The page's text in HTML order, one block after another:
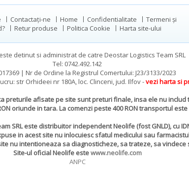
Contactați-ne Home Confidentialitate
Termeni și
Retur produse Politica Cookie Harta site-ului
detinut si administrat de catre Deostar Logistics Team SRL
Tel: 0742.492.142
| Nr de Ordine la Registrul Comertului: J23/3133/2023
str Orhideei nr 180A, loc. Clinceni, jud. Ilfov -vezi harta si
preturile afisate pe site sunt preturi finale, insa ele nu
oriunde in tara. La comenzi peste 400 RON transportul este
SRL este distribuitor independent Neolife (fost GNLD), cu
in acest site nu inlocuiesc sfatul medicului sau
nu intentioneaza sa diagnosticheze, sa trateze, sa
Site-ul oficial Neolife estewww.neolife.com
ANPC